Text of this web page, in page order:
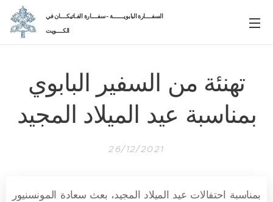
السفــــارة البابويـــــــة - سفــــارة الفـاتيكــــان في
الكــــويت
تهنئة من السفير البابوي
بمناسبة عيد الميلاد المجيد
26/12/2021
بمناسبة احتفالات عيد الميلاد المجيد، بعث سعادة المونسنيور